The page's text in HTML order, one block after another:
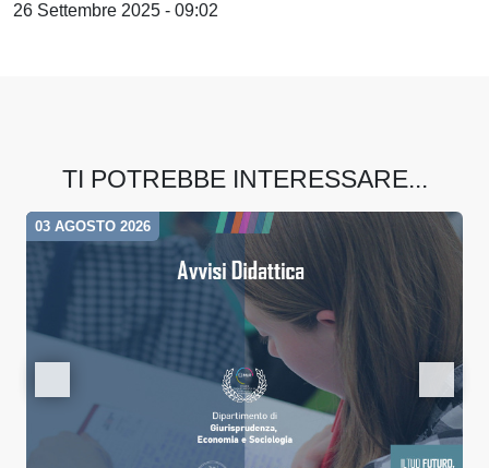
26 Settembre 2025 - 09:02
TI POTREBBE INTERESSARE...
03 AGOSTO 2026